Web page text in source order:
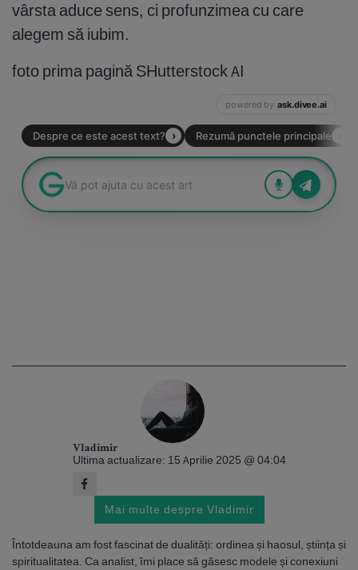
vârsta aduce sens, ci profunzimea cu care
alegem să iubim.
foto prima pagină SHutterstock AI
Vladimir
Ultima actualizare: 15 Aprilie 2025 @ 04:04
Mai multe despre Vladimir
Întotdeauna am fost fascinat de dualități: ordinea și haosul, știința și
spiritualitatea. Ca analist, îmi place să găsesc modele și conexiuni